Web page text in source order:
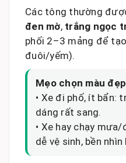
Các tông thường
đen mờ, trắng ngọc
phối 2–3 mảng để
đuôi/yếm).
Mẹo chọn màu
• Xe đi phố, ít bẩn:
dáng rất sang.
• Xe hay chạy
dễ vệ sinh, bền nhìn